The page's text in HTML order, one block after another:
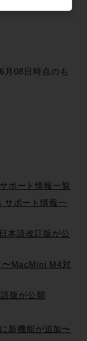
月08日時点のも
ポート情報一覧
サポート情報一
本語改訂版が公
MacMini M4対
版が公開
新機能が追加〜